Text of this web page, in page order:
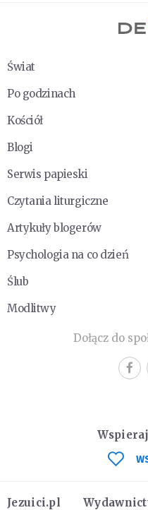
Świat
Po godzinach
Kościół
Blogi
Serwis papieski
Czytania liturgiczne
Artykuły blogerów
Psychologia na co dzień
Ślub
Modlitwy
Dołącz do
Jezuici.pl